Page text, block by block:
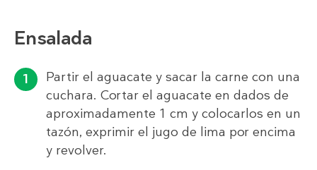
Ensalada
Partir el aguacate y sacar la carne con una
cuchara. Cortar el aguacate en dados de
aproximadamente 1 cm y colocarlos en un
tazón, exprimir el jugo de lima por encima
y revolver.